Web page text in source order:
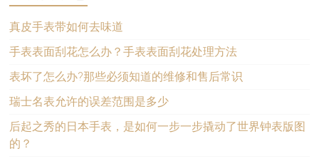
真皮手表带如何去味道
手表表面刮花怎么办？手表表面刮花处理方法
表坏了怎么办?那些必须知道的维修和售后常识
瑞士名表允许的误差范围是多少
后起之秀的日本手表，是如何一步一步撬动了世界钟表版图
的？